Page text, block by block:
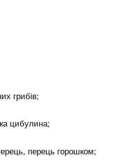
грибів;
цибулина;
перець горошком;